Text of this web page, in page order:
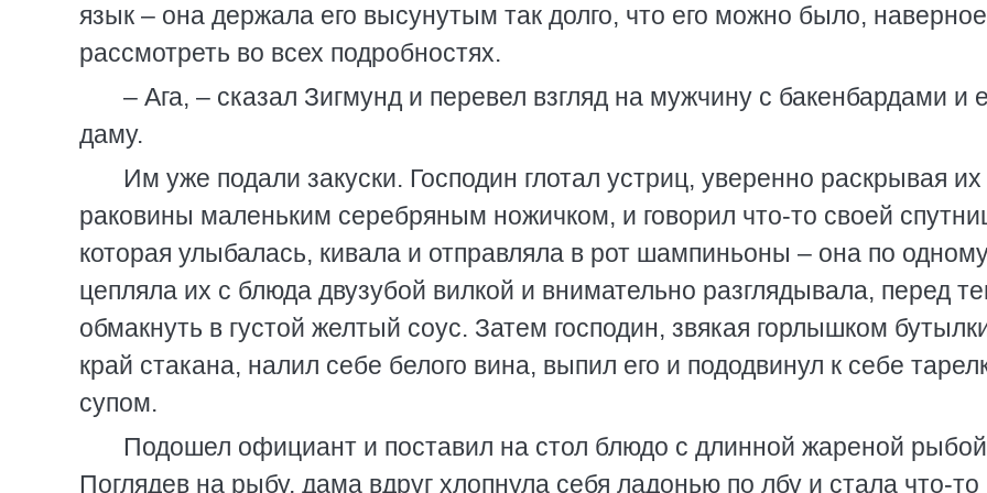
язык – она держала его высунутым так долго, что его можно было,
рассмотреть во всех подробностях.
– Ага, – сказал Зигмунд и перевел взгляд на мужчину с бакенбардами и
даму.
Им уже подали закуски. Господин глотал устриц, уверенно раскрывая их
раковины маленьким серебряным ножичком, и говорил что-то своей
которая улыбалась, кивала и отправляла в рот шампиньоны – она по
цепляла их с блюда двузубой вилкой и внимательно разглядывала, перед
обмакнуть в густой желтый соус. Затем господин, звякая горлышком
край стакана, налил себе белого вина, выпил его и пододвинул к себе
супом.
Подошел официант и поставил на стол блюдо с длинной жареной
Поглядев на рыбу, дама вдруг хлопнула себя ладонью по лбу и стала что-то